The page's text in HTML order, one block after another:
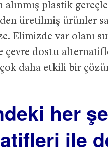
alınmış plastik
üretilmiş ürünler
Elimizde var olanı
çevre dostu
daha etkili bir
her
ile